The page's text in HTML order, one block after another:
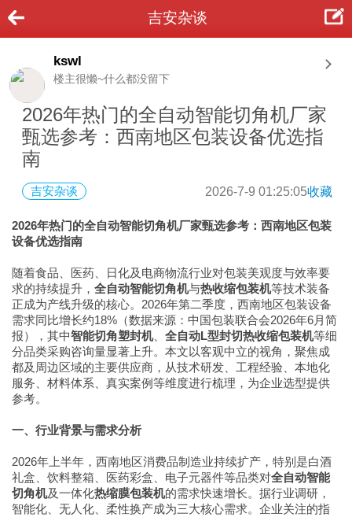
吉安杂谈
kswl
楼主很懒~什么都没留下
2026年热门的全自动智能切角机厂家
甄选参考：西南地区包装设备优选指
南
吉安杂谈 2026-7-9 01:25:05收藏
2026年热门的全自动智能切角机厂家甄选参考：西南地区包装
设备优选指南
随着食品、医药、日化及电商物流行业对包装美观度与效率要
求的持续提升， 全自动智能切角机与热收缩包装机等技术装备
正成为产线升级的核心。2026年第二季度，西南地区包装设备
需求同比增长约18%（数据来源：中国包装联合会2026年6月简
报），其中智能切角塑封机、 全自动L型封切热收缩包装机等细
分品类采购咨询量显著上升。本文以客观中立的视角，聚焦成
都及周边区域的主要供应商，从技术研发、工程经验、本地化
服务、材料体系、真实案例等维度进行梳理，为企业选型提供
参考。
一、行业背景与需求分析
2026年上半年，西南地区消费品制造业持续扩产，特别是白酒
礼盒、饮料整箱、医药彩盒、电子元器件等品类对全自动智能
切角机及一体化热缩膜包装机的需求快速增长。据行业调研，
智能化、无人化、柔性换产成为三大核心需求。企业关注的指